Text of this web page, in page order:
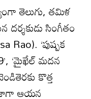
తెలుగు, తమిళ
దర్శకుడు సింగీతం
Rao). ‘పుష్పక
‘మైఖేల్‌ మదన
కొత్త
ఆయన